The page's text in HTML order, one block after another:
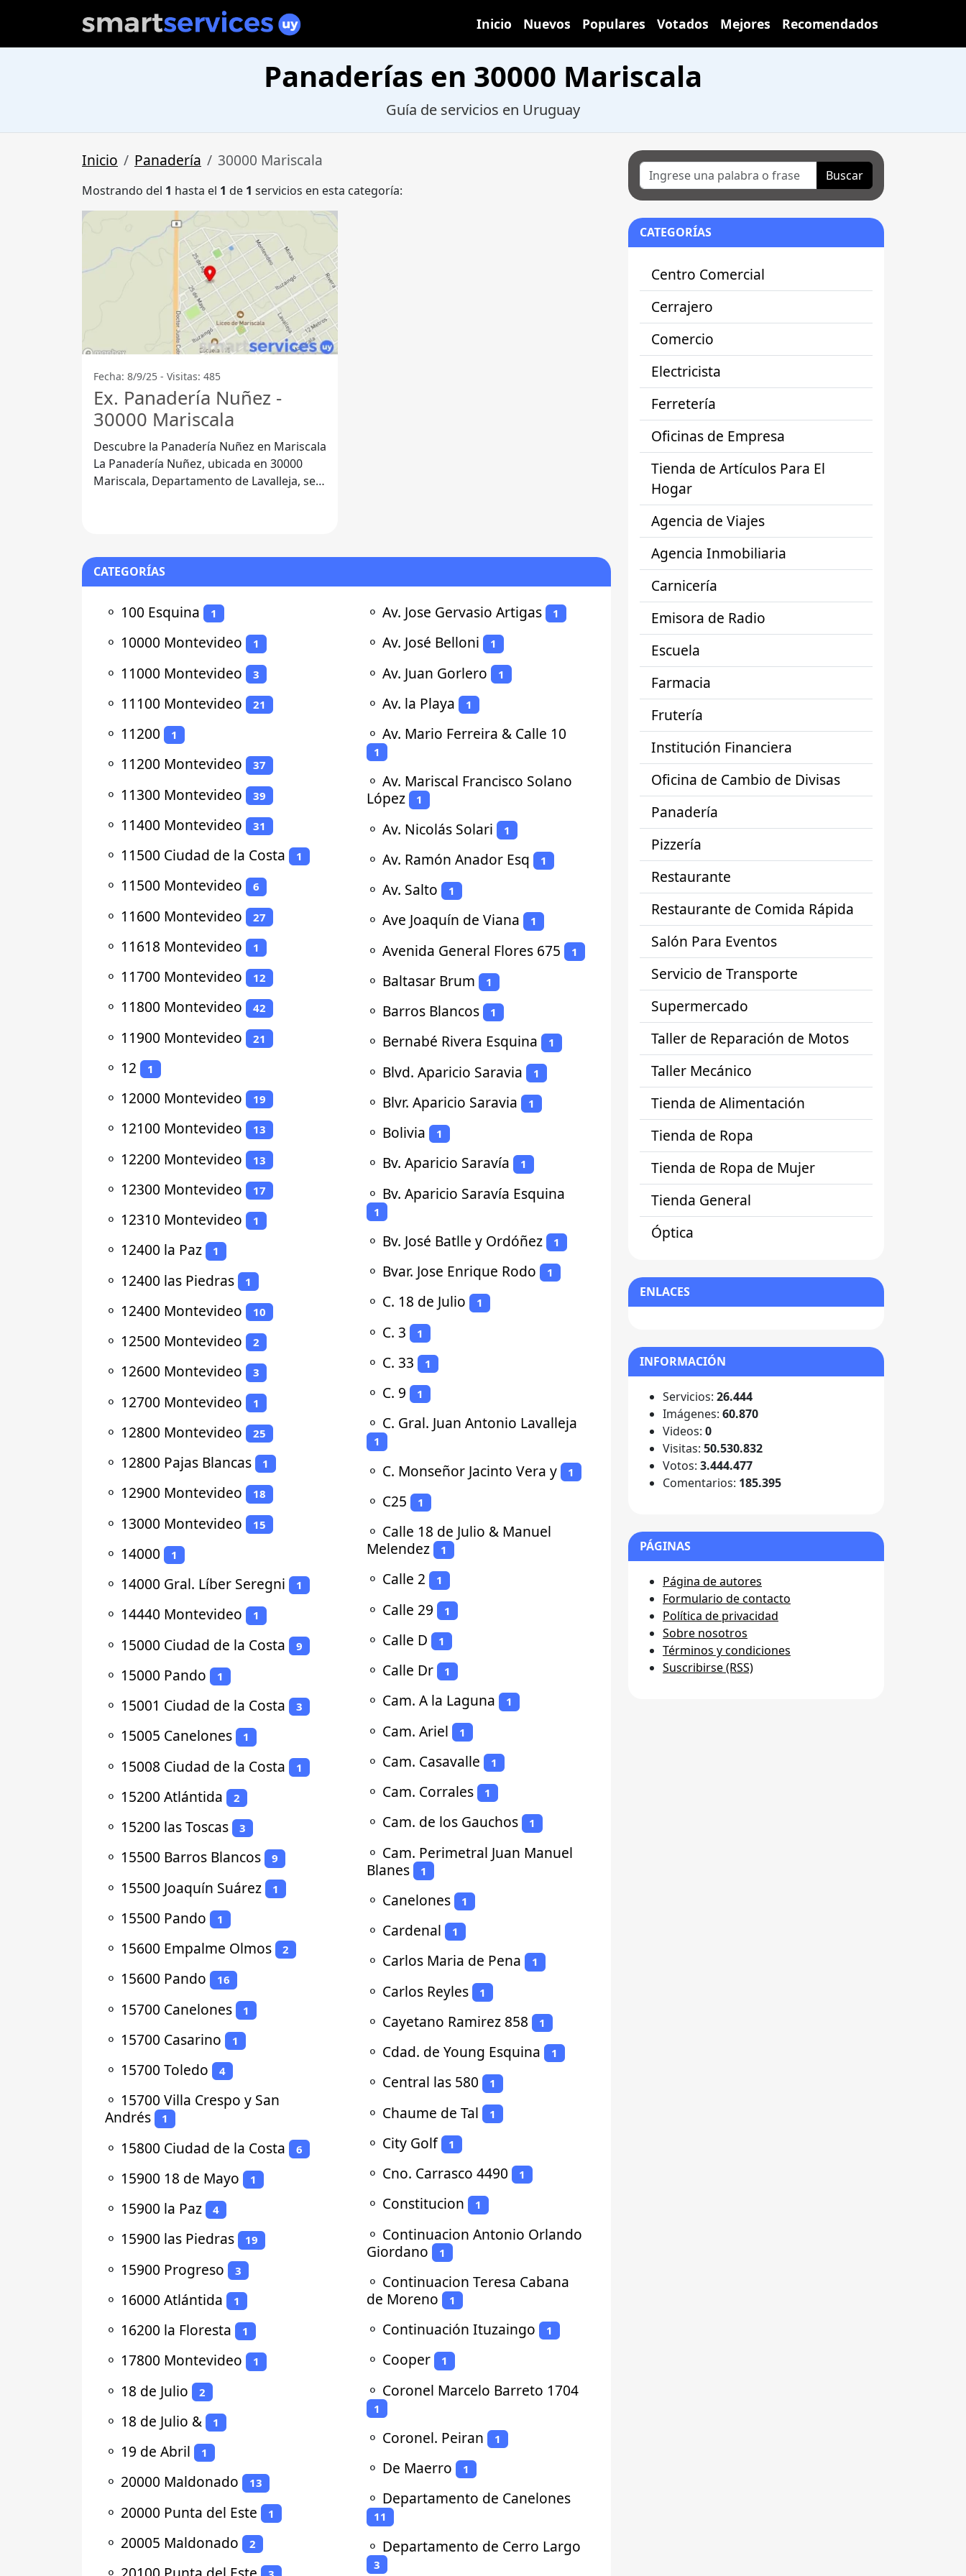
Inicio Nuevos Populares Votados Mejores Recomendados
Panaderías en 30000 Mariscala
Guía de servicios en Uruguay
Inicio Panadería 30000 Mariscala
Mostrando del 1 hasta el 1 de 1 servicios en esta categoría:
Fecha: 8/9/25 - Visitas: 485
Ex. Panadería Nuñez -
30000 Mariscala
Descubre la Panadería Nuñez en Mariscala
La Panadería Nuñez, ubicada en 30000
Mariscala, Departamento de Lavalleja, se
CATEGORÍAS
⚬ 100 Esquina 1
⚬ 10000 Montevideo 1
⚬ 11000 Montevideo 3
⚬ 11100 Montevideo 21
⚬ 11200 1
⚬ 11200 Montevideo 37
⚬ 11300 Montevideo 39
⚬ 11400 Montevideo 31
⚬ 11500 Ciudad de la Costa 1
⚬ 11500 Montevideo 6
⚬ 11600 Montevideo 27
⚬ 11618 Montevideo 1
⚬ 11700 Montevideo 12
⚬ 11800 Montevideo 42
⚬ 11900 Montevideo 21
⚬ 12 1
⚬ 12000 Montevideo 19
⚬ 12100 Montevideo 13
⚬ 12200 Montevideo 13
⚬ 12300 Montevideo 17
⚬ 12310 Montevideo 1
⚬ 12400 la Paz 1
⚬ 12400 las Piedras 1
⚬ 12400 Montevideo 10
⚬ 12500 Montevideo 2
⚬ 12600 Montevideo 3
⚬ 12700 Montevideo 1
⚬ 12800 Montevideo 25
⚬ 12800 Pajas Blancas 1
⚬ 12900 Montevideo 18
⚬ 13000 Montevideo 15
⚬ 14000 1
⚬ 14000 Gral. Líber Seregni 1
⚬ 14440 Montevideo 1
⚬ 15000 Ciudad de la Costa 9
⚬ 15000 Pando 1
⚬ 15001 Ciudad de la Costa 3
⚬ 15005 Canelones 1
⚬ 15008 Ciudad de la Costa 1
⚬ 15200 Atlántida 2
⚬ 15200 las Toscas 3
⚬ 15500 Barros Blancos 9
⚬ 15500 Joaquín Suárez 1
⚬ 15500 Pando 1
⚬ 15600 Empalme Olmos 2
⚬ 15600 Pando 16
⚬ 15700 Canelones 1
⚬ 15700 Casarino 1
⚬ 15700 Toledo 4
⚬ 15700 Villa Crespo y San
Andrés
1
⚬ 15800 Ciudad de la Costa 6
⚬ 15900 18 de Mayo 1
⚬ 15900 la Paz 4
⚬ 15900 las Piedras 19
⚬ 15900 Progreso 3
⚬ 16000 Atlántida 1
⚬ 16200 la Floresta 1
⚬ 17800 Montevideo 1
⚬ 18 de Julio 2
⚬ 18 de Julio & 1
⚬ 19 de Abril 1
⚬ 20000 Maldonado 13
⚬ 20000 Punta del Este 1
⚬ 20005 Maldonado 2
⚬ Av. Jose Gervasio Artigas 1
⚬ Av. José Belloni 1
⚬ Av. Juan Gorlero 1
⚬ Av. la Playa 1
⚬ Av. Mario Ferreira & Calle 10
1
⚬ Av. Mariscal Francisco Solano
López
1
⚬ Av. Nicolás Solari 1
⚬ Av. Ramón Anador Esq 1
⚬ Av. Salto 1
⚬ Ave Joaquín de Viana 1
⚬ Avenida General Flores 675 1
⚬ Baltasar Brum 1
⚬ Barros Blancos 1
⚬ Bernabé Rivera Esquina 1
⚬ Blvd. Aparicio Saravia 1
⚬ Blvr. Aparicio Saravia 1
⚬ Bolivia 1
⚬ Bv. Aparicio Saravía 1
⚬ Bv. Aparicio Saravía Esquina
1
⚬ Bv. José Batlle y Ordóñez 1
⚬ Bvar. Jose Enrique Rodo 1
⚬ C. 18 de Julio 1
⚬ C. 3 1
⚬ C. 33 1
⚬ C. 9 1
⚬ C. Gral. Juan Antonio Lavalleja
1
⚬ C. Monseñor Jacinto Vera y 1
⚬ C25 1
⚬ Calle 18 de Julio & Manuel
Melendez
1
⚬ Calle 2 1
⚬ Calle 29 1
⚬ Calle D 1
⚬ Calle Dr 1
⚬ Cam. A la Laguna 1
⚬ Cam. Ariel 1
⚬ Cam. Casavalle 1
⚬ Cam. Corrales 1
⚬ Cam. de los Gauchos 1
⚬ Cam. Perimetral Juan Manuel
Blanes
1
⚬ Canelones 1
⚬ Cardenal 1
⚬ Carlos Maria de Pena 1
⚬ Carlos Reyles 1
⚬ Cayetano Ramirez 858 1
⚬ Cdad. de Young Esquina 1
⚬ Central las 580 1
⚬ Chaume de Tal 1
⚬ City Golf 1
⚬ Cno. Carrasco 4490 1
⚬ Constitucion 1
⚬ Continuacion Antonio Orlando
Giordano
1
⚬ Continuacion Teresa Cabana
de Moreno
1
⚬ Continuación Ituzaingo 1
⚬ Cooper 1
⚬ Coronel Marcelo Barreto 1704
1
⚬ Coronel. Peiran 1
⚬ De Maerro 1
⚬ Departamento de Canelones
11
⚬ Departamento de Cerro Largo
3
Buscar
CATEGORÍAS
Centro Comercial
Cerrajero
Comercio
Electricista
Ferretería
Oficinas de Empresa
Tienda de Artículos Para El
Hogar
Agencia de Viajes
Agencia Inmobiliaria
Carnicería
Emisora de Radio
Escuela
Farmacia
Frutería
Institución Financiera
Oficina de Cambio de Divisas
Panadería
Pizzería
Restaurante
Restaurante de Comida Rápida
Salón Para Eventos
Servicio de Transporte
Supermercado
Taller de Reparación de Motos
Taller Mecánico
Tienda de Alimentación
Tienda de Ropa
Tienda de Ropa de Mujer
Tienda General
Óptica
ENLACES
INFORMACIÓN
Servicios: 26.444
Imágenes: 60.870
Videos: 0
Visitas: 50.530.832
Votos: 3.444.477
Comentarios: 185.395
PÁGINAS
Página de autores
Formulario de contacto
Política de privacidad
Sobre nosotros
Términos y condiciones
Suscribirse (RSS)